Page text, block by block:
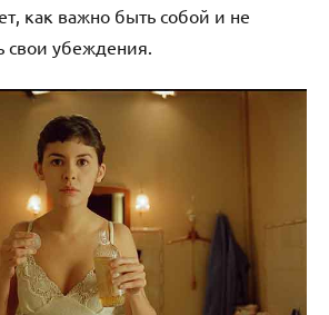
как важно быть собой и не
свои убеждения.